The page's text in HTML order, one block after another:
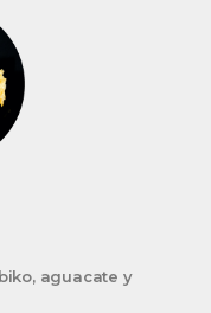
aguacate y